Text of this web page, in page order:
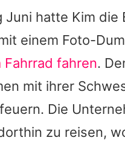
Juni hatte Kim die
einem Foto-
Fahrrad fahren.
mit ihrer
Die
zu reisen,